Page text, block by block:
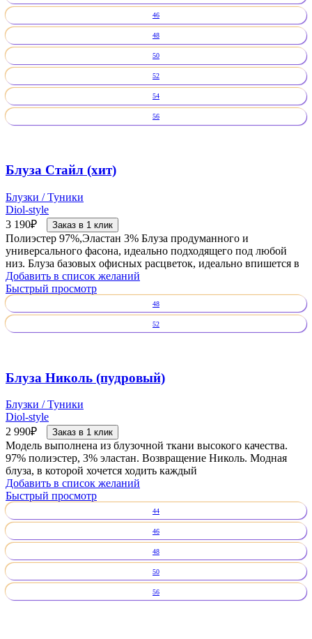
46
48
50
52
54
56
Блуза Стайл (хит)
Блузки / Туники
Diol-style
3 190₽ Заказ в 1 клик
Полиэстер 97%,Эластан 3% Блуза продуманного и
универсального фасона, идеально подходящего под любой
низ. Блуза базовых офисных расцветок, идеально впишется в
Добавить в список желаний
Быстрый просмотр
48
52
Блуза Николь (пудровый)
Блузки / Туники
Diol-style
2 990₽ Заказ в 1 клик
Модель выполнена из блузочной ткани высокого качества.
97% полиэстер, 3% эластан. Возвращение Николь. Модная
блуза, в которой хочется ходить каждый
Добавить в список желаний
Быстрый просмотр
44
46
48
50
56